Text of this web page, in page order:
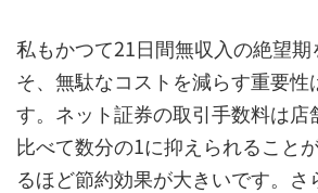
私もかつて21日間無収入の絶望期
そ、無駄なコストを減らす重要性
す。ネット証券の取引手数料は店
比べて数分の1に抑えられること
るほど節約効果が大きいです。さ